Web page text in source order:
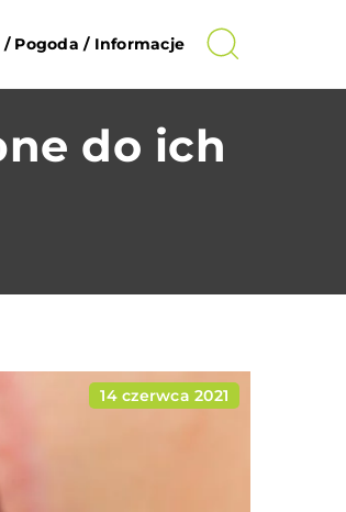
Pogoda / Informacje
do ich
14 czerwca 2021